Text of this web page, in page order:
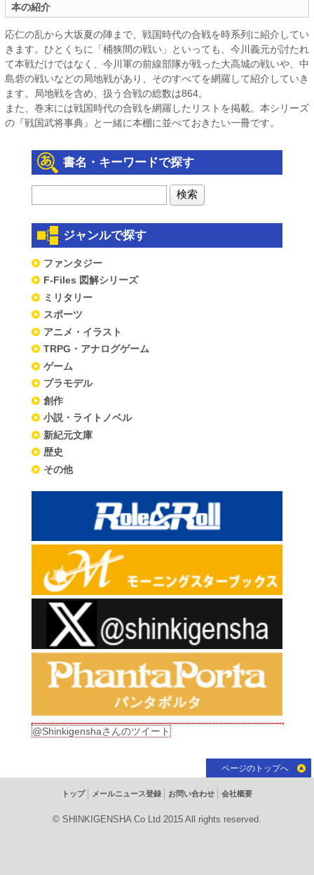
本の紹介
応仁の乱から大坂夏の陣まで、戦国時代の合戦を時系列に紹介してい
きます。ひとくちに「桶狭間の戦い」といっても、今川義元が討たれ
て本戦だけではなく、今川軍の前線部隊が戦った大高城の戦いや、中
島砦の戦いなどの局地戦があり、そのすべてを網羅して紹介していき
ます。局地戦を含め、扱う合戦の総数は864。
また、巻末には戦国時代の合戦を網羅したリストを掲載。本シリーズ
の『戦国武将事典』と一緒に本棚に並べておきたい一冊です。
書名・キーワードで探す
ジャンルで探す
ファンタジー
F-Files 図解シリーズ
ミリタリー
スポーツ
アニメ・イラスト
TRPG・アナログゲーム
ゲーム
プラモデル
創作
小説・ライトノベル
新紀元文庫
歴史
その他
@Shinkigenshaさんのツイート
ページのトップへ
トップ メールニュース登録 お問い合わせ 会社概要
© SHINKIGENSHA Co Ltd 2015 All rights reserved.